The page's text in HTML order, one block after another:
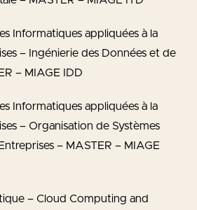
Informatiques appliquées à la
– Ingénierie des Données et de
– MIAGE IDD
Informatiques appliquées à la
– Organisation de Systèmes
– MASTER – MIAGE
– Cloud Computing and